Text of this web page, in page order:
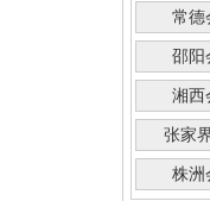
常德
邵阳
湘西
张家
株洲